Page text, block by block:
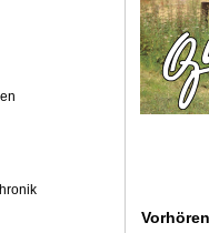
Vorhören